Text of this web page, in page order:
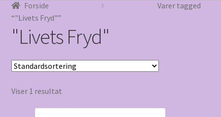
Forside
Varer tagged
“"Livets Fryd"”
"Livets Fryd"
Viser 1 resultat